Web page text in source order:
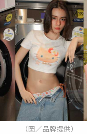
（圖／品牌提供）